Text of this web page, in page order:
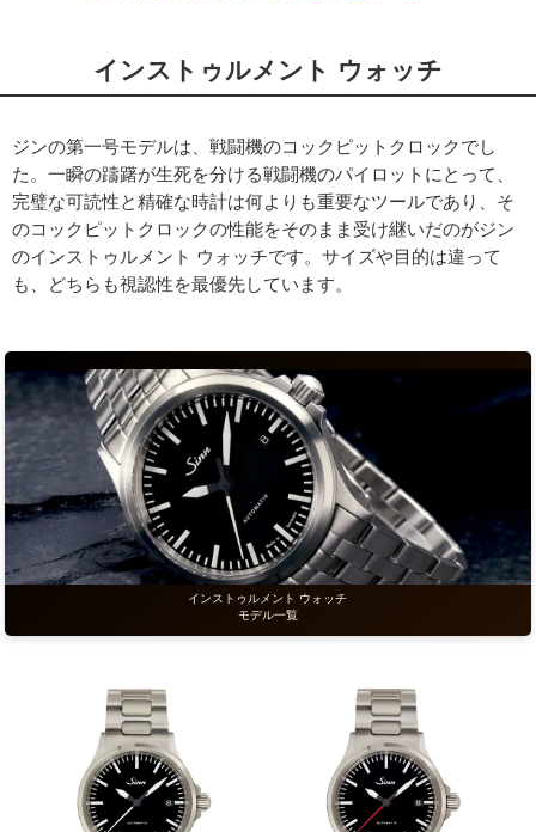
インストゥルメント ウォッチ
ジンの第一号モデルは、戦闘機のコックピットクロックでし
た。一瞬の躊躇が生死を分ける戦闘機のパイロットにとって、
完璧な可読性と精確な時計は何よりも重要なツールであり、そ
のコックピットクロックの性能をそのまま受け継いだのがジン
のインストゥルメント ウォッチです。サイズや目的は違って
も、どちらも視認性を最優先しています。
インストゥルメント ウォッチ
モデル一覧